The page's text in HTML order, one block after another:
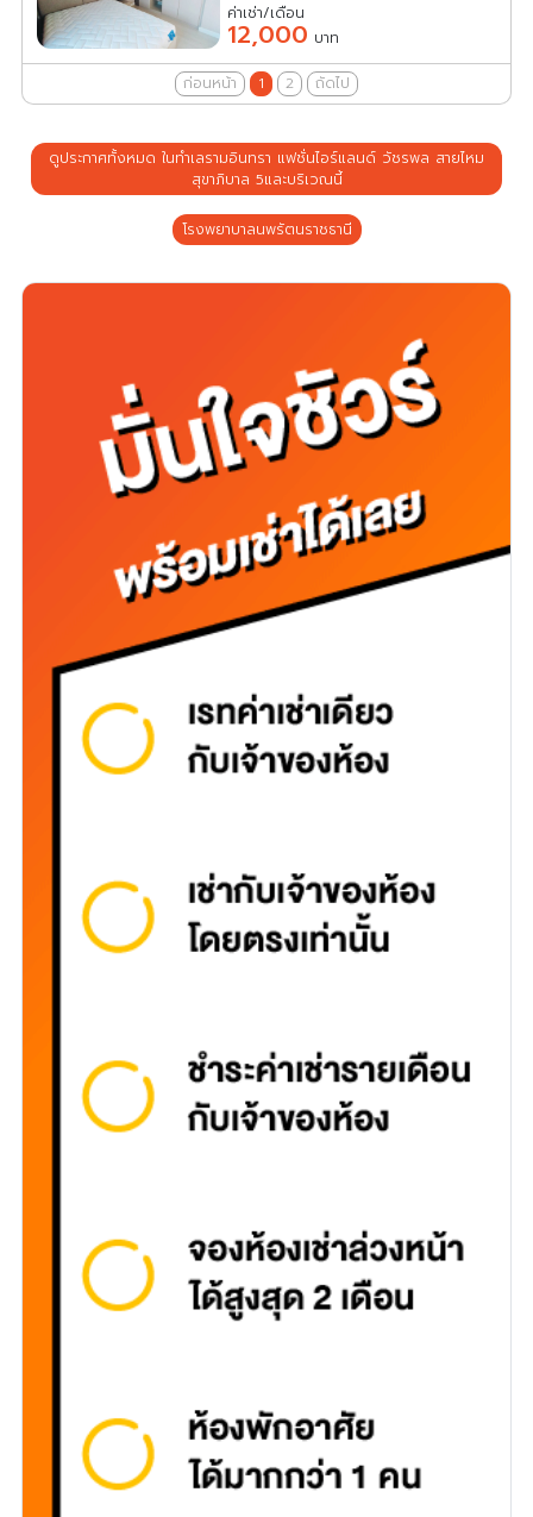
ค่าเช่า/เดือน
12,000 บาท
ก่อนหน้า 1 2 ถัดไป
ดูประกาศทั้งหมด ในทำเลรามอินทรา แฟชั่นไอร์แลนด์ วัชรพล สายไหม
สุขาภิบาล 5และบริเวณนี้
โรงพยาบาลนพรัตนราชธานี